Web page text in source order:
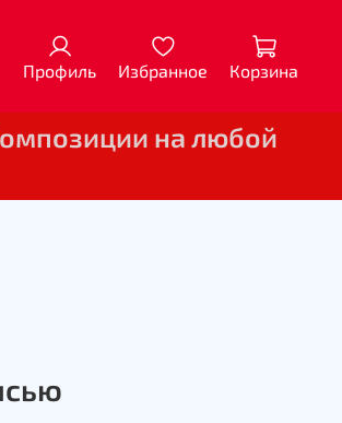
Профиль Избранное Корзина
на любой